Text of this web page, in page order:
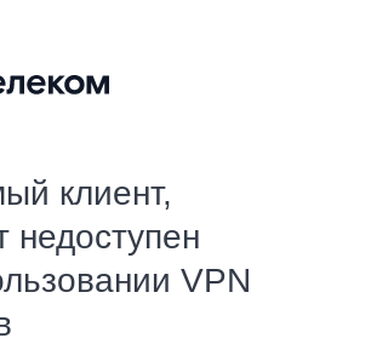
клиент,
недоступен
VPN